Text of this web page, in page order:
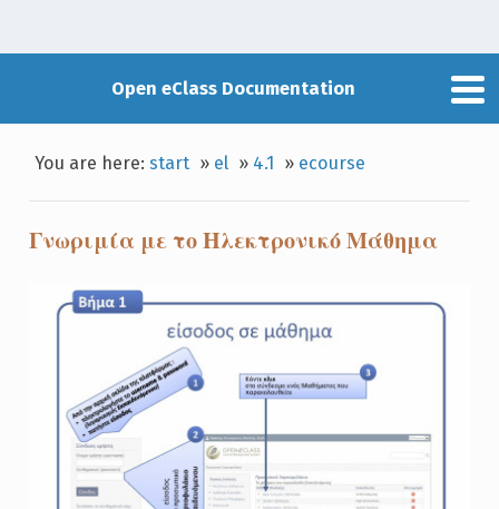
Open eClass Documentation
You are here:start » el » 4.1 » ecourse
Γνωριμία με το Ηλεκτρονικό Μάθημα